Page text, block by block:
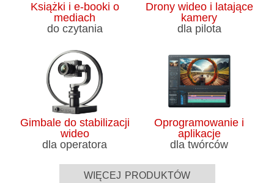
Książki i e-booki o
mediach
do czytania
Drony wideo i latające
kamery
dla pilota
Gimbale do stabilizacji
wideo
dla operatora
Oprogramowanie i
aplikacje
dla twórców
więcej produktów